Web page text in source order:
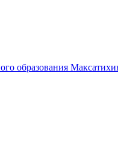
образования